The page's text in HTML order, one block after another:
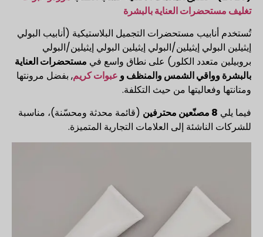
تغليف مستحضرات العناية بالبشرة
تُستخدم أنابيب مستحضرات التجميل البلاستيكية (أنابيب البولي
إيثيلين البولي إيثيلين/البولي إيثيلين البولي إيثيلين/البولي
بروبيلين متعدد الكلور) على نطاق واسع في مستحضرات العناية
بالبشرة وواقي الشمس والمنظف و عبوات كريم, بفضل مرونتها
ومتانتها وفعاليتها من حيث التكلفة.
فيما يلي 8 مصنّعين محترفين
(قائمة محدثة ومحسّنة)، مناسبة
للشركات الناشئة إلى العلامات التجارية المتميزة.